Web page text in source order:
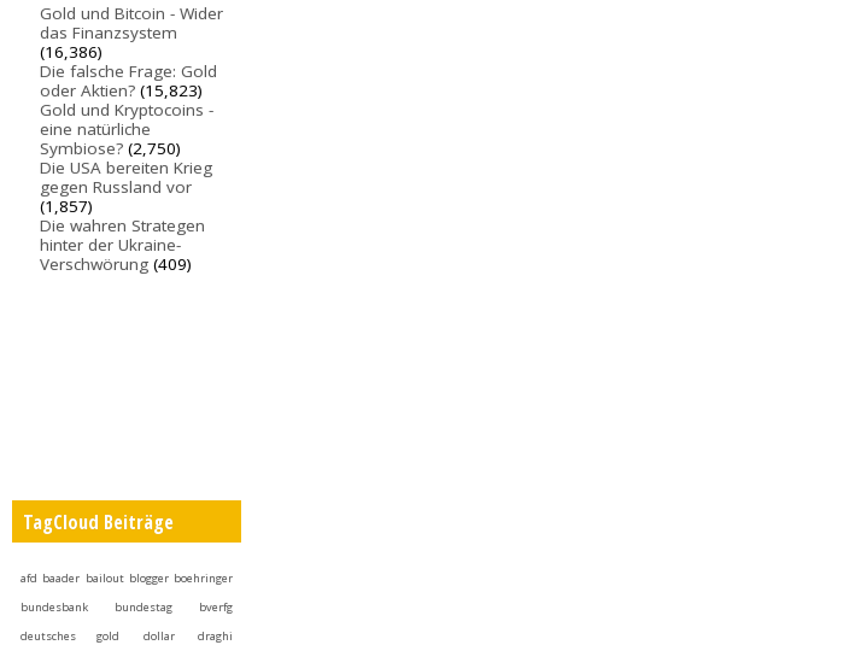
Gold und Bitcoin - Wider
das Finanzsystem
(16,386)
Die falsche Frage: Gold
oder Aktien? (15,823)
Gold und Kryptocoins -
eine natürliche
Symbiose? (2,750)
Die USA bereiten Krieg
gegen Russland vor
(1,857)
Die wahren Strategen
hinter der Ukraine-
Verschwörung (409)
TagCloud Beiträge
afd baader bailout blogger boehringer
bundesbank
bundestag
bverfg
deutsches gold
dollar
draghi